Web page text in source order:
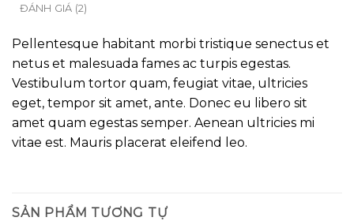
ĐÁNH GIÁ (2)
Pellentesque habitant morbi tristique senectus et
netus et malesuada fames ac turpis egestas.
Vestibulum tortor quam, feugiat vitae, ultricies
eget, tempor sit amet, ante. Donec eu libero sit
amet quam egestas semper. Aenean ultricies mi
vitae est. Mauris placerat eleifend leo.
SẢN PHẨM TƯƠNG TỰ